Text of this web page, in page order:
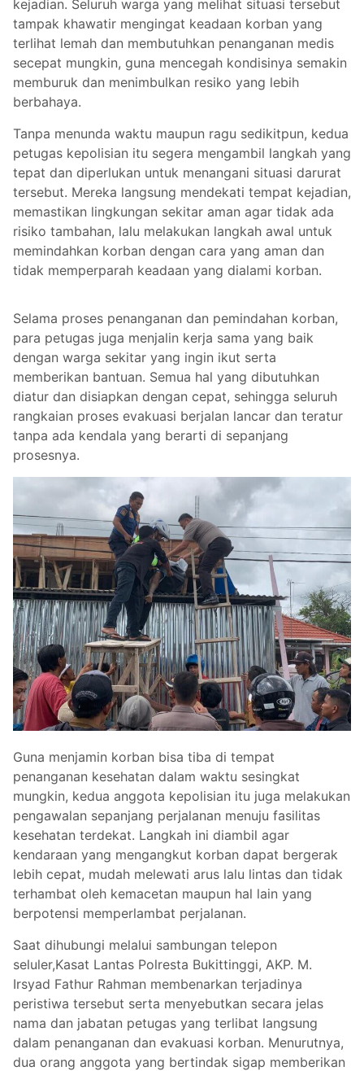
kejadian. Seluruh warga yang melihat situasi tersebut
tampak khawatir mengingat keadaan korban yang
terlihat lemah dan membutuhkan penanganan medis
secepat mungkin, guna mencegah kondisinya semakin
memburuk dan menimbulkan resiko yang lebih
berbahaya.
Tanpa menunda waktu maupun ragu sedikitpun, kedua
petugas kepolisian itu segera mengambil langkah yang
tepat dan diperlukan untuk menangani situasi darurat
tersebut. Mereka langsung mendekati tempat kejadian,
memastikan lingkungan sekitar aman agar tidak ada
risiko tambahan, lalu melakukan langkah awal untuk
memindahkan korban dengan cara yang aman dan
tidak memperparah keadaan yang dialami korban.
Selama proses penanganan dan pemindahan korban,
para petugas juga menjalin kerja sama yang baik
dengan warga sekitar yang ingin ikut serta
memberikan bantuan. Semua hal yang dibutuhkan
diatur dan disiapkan dengan cepat, sehingga seluruh
rangkaian proses evakuasi berjalan lancar dan teratur
tanpa ada kendala yang berarti di sepanjang
prosesnya.
Guna menjamin korban bisa tiba di tempat
penanganan kesehatan dalam waktu sesingkat
mungkin, kedua anggota kepolisian itu juga melakukan
pengawalan sepanjang perjalanan menuju fasilitas
kesehatan terdekat. Langkah ini diambil agar
kendaraan yang mengangkut korban dapat bergerak
lebih cepat, mudah melewati arus lalu lintas dan tidak
terhambat oleh kemacetan maupun hal lain yang
berpotensi memperlambat perjalanan.
Saat dihubungi melalui sambungan telepon
seluler,Kasat Lantas Polresta Bukittinggi, AKP. M.
Irsyad Fathur Rahman membenarkan terjadinya
peristiwa tersebut serta menyebutkan secara jelas
nama dan jabatan petugas yang terlibat langsung
dalam penanganan dan evakuasi korban. Menurutnya,
dua orang anggota yang bertindak sigap memberikan